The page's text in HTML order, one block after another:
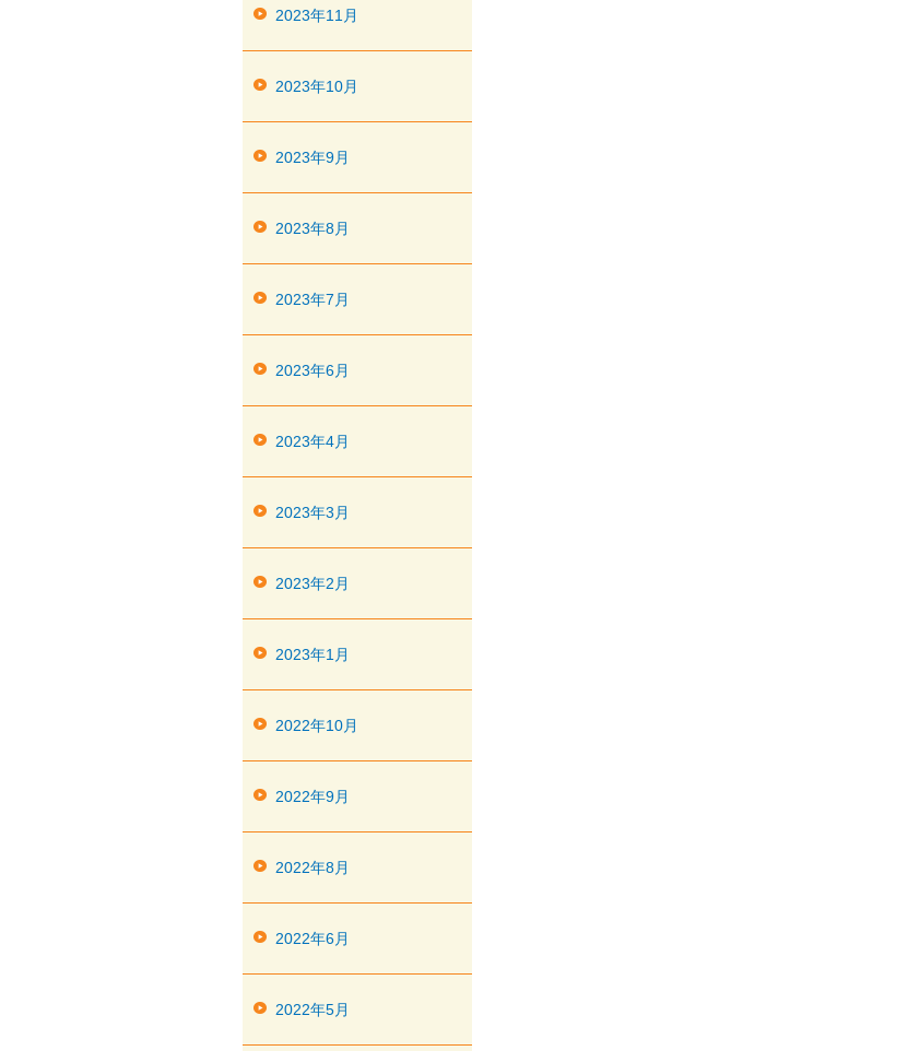
2023年11月
2023年10月
2023年9月
2023年8月
2023年7月
2023年6月
2023年4月
2023年3月
2023年2月
2023年1月
2022年10月
2022年9月
2022年8月
2022年6月
2022年5月